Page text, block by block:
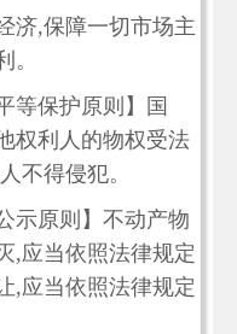
济,保障一切市场主
。
保护原则】国
权利人的物权受法
不得侵犯。
示原则】不动产物
,应当依照法律规定
,应当依照法律规定